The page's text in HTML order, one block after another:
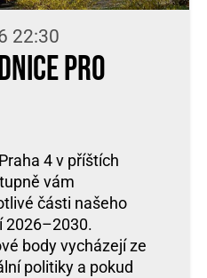
22:30
pro
4 v příštích
vám
části našeho
2026–2030.
body vycházejí ze
politiky a pokud